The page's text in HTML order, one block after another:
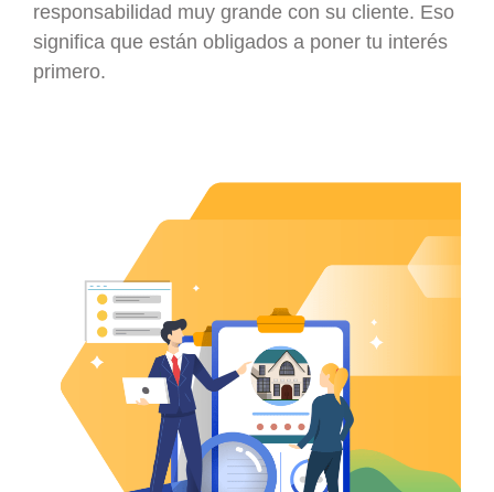
responsabilidad muy grande con su cliente. Eso
significa que están obligados a poner tu interés
primero.